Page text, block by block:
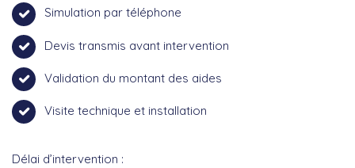
Simulation par téléphone
Devis transmis avant intervention
Validation du montant des aides
Visite technique et installation
Délai d’intervention :